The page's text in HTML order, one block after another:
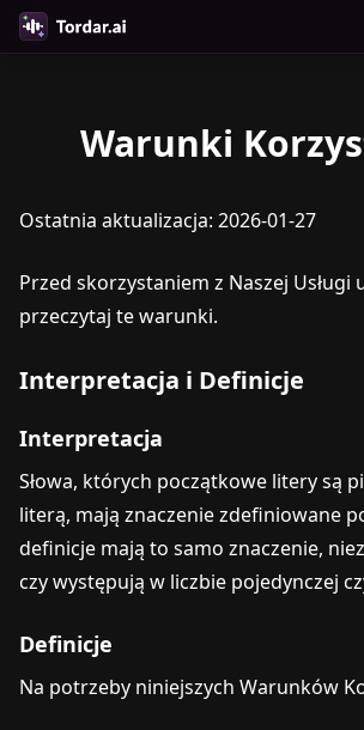
Warunki
Ostatnia aktualizacja: 2026-01-27
Przed skorzystaniem z Naszej Usługi
przeczytaj te warunki.
Interpretacja i Definicje
Interpretacja
Słowa, których początkowe litery są
literą, mają znaczenie zdefiniowane
definicje mają to samo znaczenie,
czy występują w liczbie pojedynczej
Definicje
Na potrzeby niniejszych Warunków